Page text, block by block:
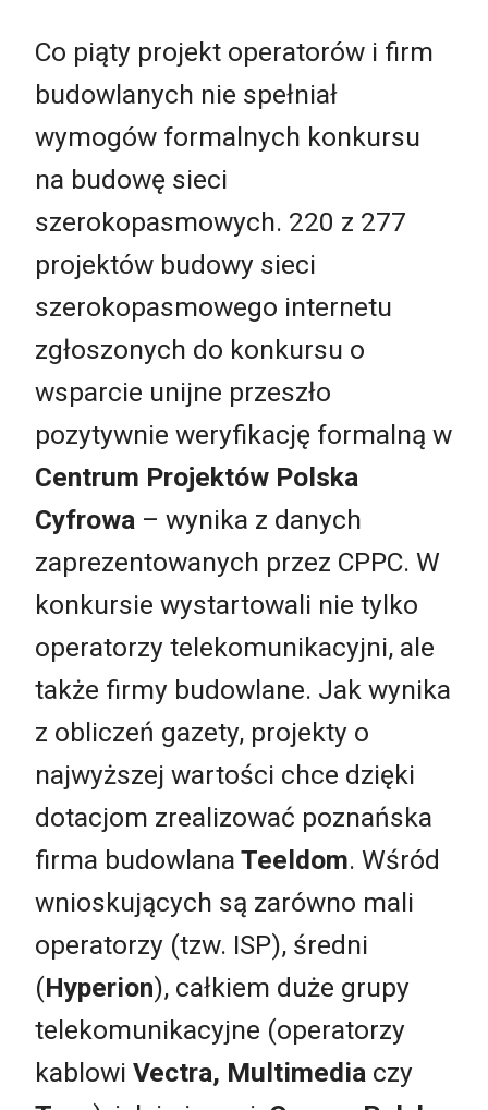
Co piąty projekt operatorów i firm
budowlanych nie spełniał
wymogów formalnych konkursu
na budowę sieci
szerokopasmowych. 220 z 277
projektów budowy sieci
szerokopasmowego internetu
zgłoszonych do konkursu o
wsparcie unijne przeszło
pozytywnie weryfikację formalną w
Centrum Projektów Polska
Cyfrowa – wynika z danych
zaprezentowanych przez CPPC. W
konkursie wystartowali nie tylko
operatorzy telekomunikacyjni, ale
także firmy budowlane. Jak wynika
z obliczeń gazety, projekty o
najwyższej wartości chce dzięki
dotacjom zrealizować poznańska
firma budowlana Teeldom. Wśród
wnioskujących są zarówno mali
operatorzy (tzw. ISP), średni
(Hyperion), całkiem duże grupy
telekomunikacyjne (operatorzy
kablowi Vectra, Multimedia czy